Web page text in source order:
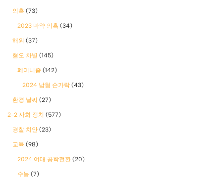
의혹 (73)
2023 마약 의혹 (34)
해외 (37)
혐오 차별 (145)
폐미니즘 (142)
2024 남혐 손가락 (43)
환경 날씨 (27)
2-2 사회 정치 (577)
경찰 치안 (23)
교육 (98)
2024 여대 공학전환 (20)
수능 (7)